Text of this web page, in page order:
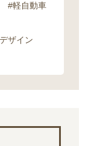
#軽自動車
ザイン